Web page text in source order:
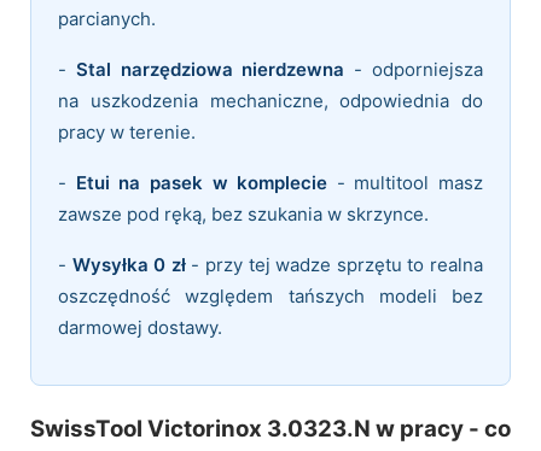
parcianych.
- Stal narzędziowa nierdzewna - odporniejsza
na uszkodzenia mechaniczne, odpowiednia do
pracy w terenie.
- Etui na pasek w komplecie - multitool masz
zawsze pod ręką, bez szukania w skrzynce.
- Wysyłka 0 zł- przy tej wadze sprzętu to realna
oszczędność względem tańszych modeli bez
darmowej dostawy.
SwissTool Victorinox 3.0323.N w pracy - co